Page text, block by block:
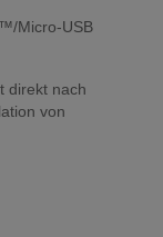
Micro-USB
direkt nach
von